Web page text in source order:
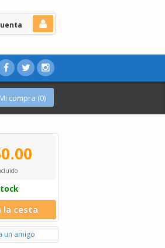
Mi compra (0)
la cesta
un amigo